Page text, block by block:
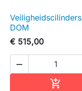
Veiligheidscilinders
DOM
€ 515,00

